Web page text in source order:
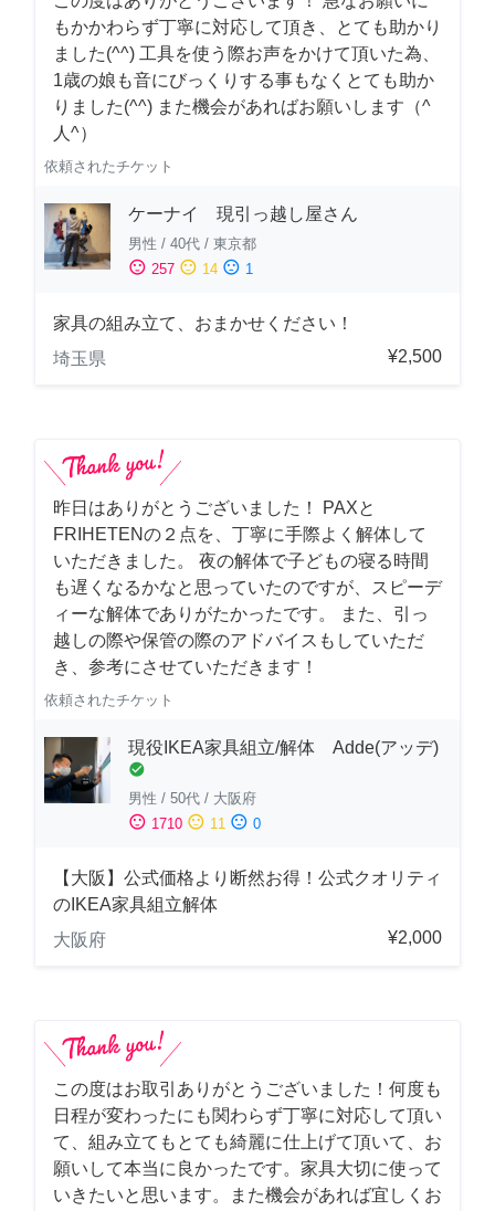
もかかわらず丁寧に対応して頂き、とても助かり
ました(^^) 工具を使う際お声をかけて頂いた為、
1歳の娘も音にびっくりする事もなくとても助か
りました(^^) また機会があればお願いします（^
人^）
依頼されたチケット
ケーナイ 現引っ越し屋さん
男性 / 40代 / 東京都
sentiment_satisfied 257 sentiment_neutral 14 sentiment_dissatisfied 1
家具の組み立て、おまかせください！
埼玉県
¥2,500
昨日はありがとうございました！ PAXと
FRIHETENの２点を、丁寧に手際よく解体して
いただきました。 夜の解体で子どもの寝る時間
も遅くなるかなと思っていたのですが、スピーデ
ィーな解体でありがたかったです。 また、引っ
越しの際や保管の際のアドバイスもしていただ
き、参考にさせていただきます！
依頼されたチケット
現役IKEA家具組立/解体 Adde(アッデ)
check_circle
男性 / 50代 / 大阪府
sentiment_satisfied 1710 sentiment_neutral 11 sentiment_dissatisfied 0
【大阪】公式価格より断然お得！公式クオリティ
のIKEA家具組立解体
大阪府
¥2,000
この度はお取引ありがとうございました！何度も
日程が変わったにも関わらず丁寧に対応して頂い
て、組み立てもとても綺麗に仕上げて頂いて、お
願いして本当に良かったです。家具大切に使って
いきたいと思います。また機会があれば宜しくお